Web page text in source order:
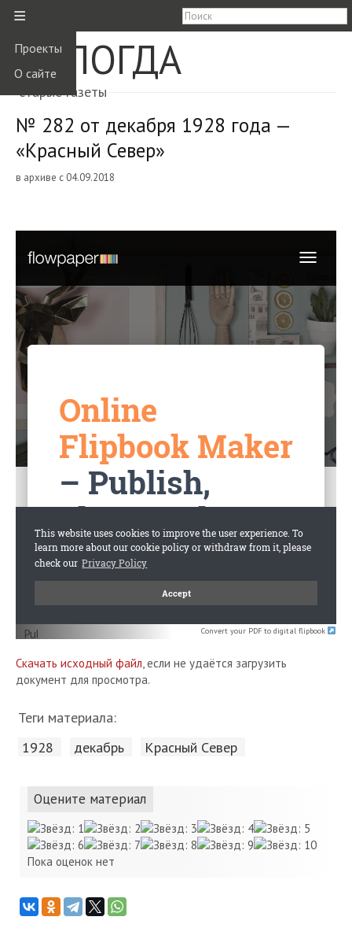
≡
Проекты
О сайте
ВОЛОГДА
старые газеты
№ 282 от декабря 1928 года —
«Красный Север»
в архиве с 04.09.2018
Convert your PDF to digital flipbook
Скачать исходный файл, если не удаётся загрузить
документ для просмотра.
Теги материала:
1928 декабрь Красный Cевер
Оцените материал
Пока оценок нет